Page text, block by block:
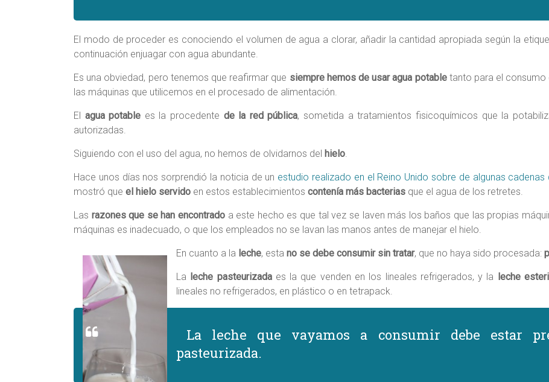
El modo de proceder es conociendo el volumen de agua a clorar, añadir la cantidad apropiada según la
continuación enjuagar con agua abundante.
Es una obviedad, pero tenemos que reafirmar que siempre hemos de usar agua potabletanto para el consumo
las máquinas que utilicemos en el procesado de alimentación.
El agua potable es la procedente de la red pública, sometida a tratamientos fisicoquímicos que la
autorizadas.
Siguiendo con el uso del agua, no hemos de olvidarnos del hielo.
Hace unos días nos sorprendió la noticia de un estudio realizado en el Reino Unido sobre de algunas
mostró que el hielo servido en estos establecimientos contenía más bacterias que el agua de los retretes.
Las razones que se han encontrado a este hecho es que tal vez se laven más los baños que las propias
máquinas es inadecuado, o que los empleados no se lavan las manos antes de manejar el hielo.
En cuanto a la leche, esta no se debe consumir sin tratar, que no haya sido procesada:
La leche pasteurizadaes la que venden en los lineales refrigerados, y la leche
lineales no refrigerados, en plástico o en tetrapack.
La leche que vayamos a consumir debe estar
pasteurizada.